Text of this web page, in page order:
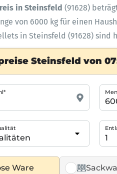
in Steinsfeld (91628)
von 6000 kg für einen
in Steinsfeld (91628) sind
Steinsfeld von
Ware